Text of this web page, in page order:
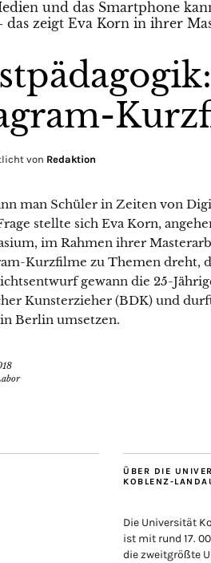
von Redaktion
man Schüler in Zeiten von
stellte sich Eva Korn,
im Rahmen ihrer
Kurzfilme zu Themen dreht,
gewann die 25-
Kunsterzieher (BDK) und
Berlin umsetzen.
ÜBER DIE
KOBLENZ-
Die Universität
ist mit rund 17.
die zweitgrößte